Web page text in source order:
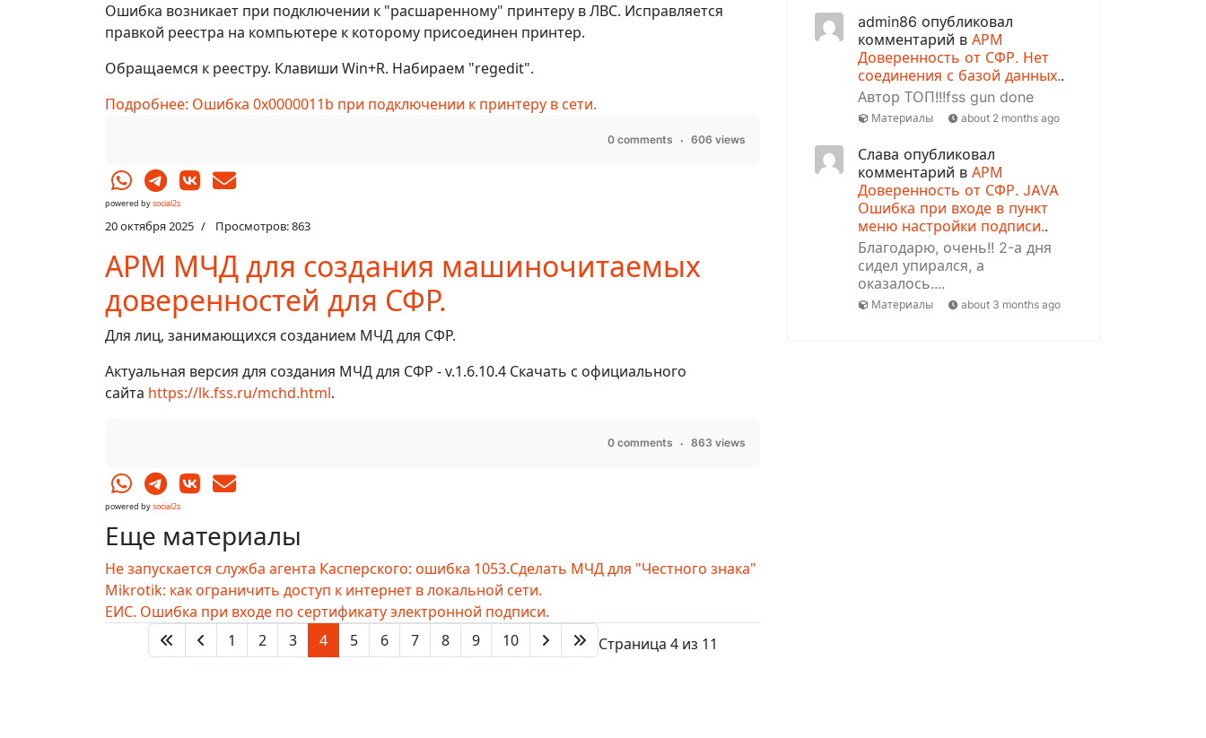
Ошибка возникает при подключении к "расшаренному" принтеру в ЛВС. Исправляется
правкой реестра на компьютере к которому присоединен принтер.
Обращаемся к реестру. Клавиши Win+R. Набираем "regedit".
Подробнее: Ошибка 0x0000011b при подключении к принтеру в сети.
0 comments 606 views
powered bysocial2s
20 октября 2025 Просмотров: 863
АРМ МЧД для создания машиночитаемых
доверенностей для СФР.
Для лиц, занимающихся созданием МЧД для СФР.
Актуальная версия для создания МЧД для СФР - v.1.6.10.4 Скачать с официального
сайта https://lk.fss.ru/mchd.html.
0 comments 863 views
powered bysocial2s
Еще материалы
Не запускается служба агента Касперского: ошибка 1053.Сделать МЧД для "Честного знака"
Mikrotik: как ограничить доступ к интернет в локальной сети.
ЕИС. Ошибка при входе по сертификату электронной подписи.
Страница 4 из 11
1 2 3 4 5 6 7 8 9 10
admin86 опубликовал
комментарий в АРМ
Доверенность от СФР. Нет
соединения с базой данных..
Автор ТОП!!!fss gun done
Материалы about 2 months ago
Слава опубликовал
комментарий в АРМ
Доверенность от СФР. JAVA
Ошибка при входе в пункт
меню настройки подписи..
Благодарю, очень!! 2-а дня
сидел упирался, а
оказалось....
Материалы about 3 months ago